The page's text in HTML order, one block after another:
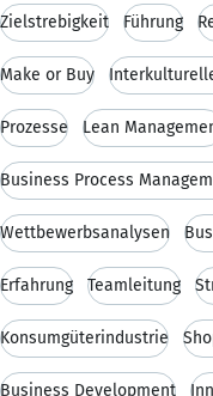
Zielstrebigkeit Führung
Make or Buy
Prozesse Lean
Business Process
Wettbewerbsanalysen
Erfahrung Teamleitung
Konsumgüterindustrie
Business Development